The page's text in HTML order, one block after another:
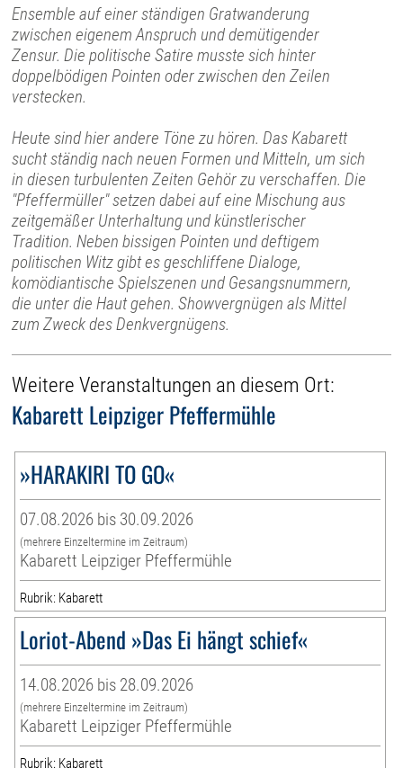
Ensemble auf einer ständigen Gratwanderung
zwischen eigenem Anspruch und demütigender
Zensur. Die politische Satire musste sich hinter
doppelbödigen Pointen oder zwischen den Zeilen
verstecken.
Heute sind hier andere Töne zu hören. Das Kabarett
sucht ständig nach neuen Formen und Mitteln, um sich
in diesen turbulenten Zeiten Gehör zu verschaffen. Die
"Pfeffermüller" setzen dabei auf eine Mischung aus
zeitgemäßer Unterhaltung und künstlerischer
Tradition. Neben bissigen Pointen und deftigem
politischen Witz gibt es geschliffene Dialoge,
komödiantische Spielszenen und Gesangsnummern,
die unter die Haut gehen. Showvergnügen als Mittel
zum Zweck des Denkvergnügens.
Weitere Veranstaltungen an diesem Ort:
Kabarett Leipziger Pfeffermühle
»HARAKIRI TO GO«
07.08.2026 bis 30.09.2026
(mehrere Einzeltermine im Zeitraum)
Kabarett Leipziger Pfeffermühle
Rubrik: Kabarett
Loriot-Abend »Das Ei hängt schief«
14.08.2026 bis 28.09.2026
(mehrere Einzeltermine im Zeitraum)
Kabarett Leipziger Pfeffermühle
Rubrik: Kabarett